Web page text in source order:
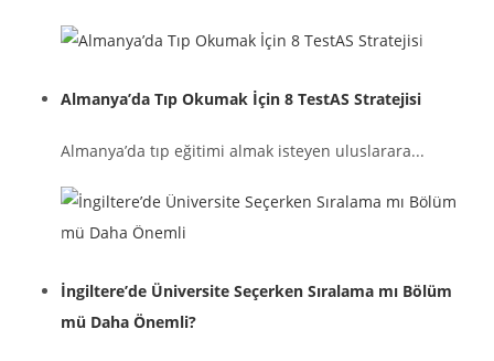
Almanya’da Tıp Okumak İçin 8 TestAS Stratejisi
Almanya’da tıp eğitimi almak isteyen uluslarara...
İngiltere’de Üniversite Seçerken Sıralama mı Bölüm
mü Daha Önemli?